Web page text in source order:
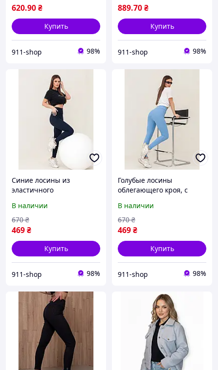
620.90₴
Купить
911-shop 98%
жесткости
889.70₴
Купить
911-shop 98%
Синие лосины из
эластичного
небольшим начесом
В наличии
469₴
670 ₴
Купить
911-shop 98%
Голубые лосины
облегающего кроя, с
высокой посадкой на
талии
В наличии
469₴
670 ₴
Купить
911-shop 98%